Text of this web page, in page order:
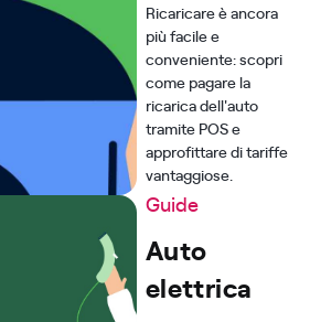
Ricaricare è ancora
più facile e
conveniente: scopri
come pagare la
ricarica dell'auto
tramite POS e
approfittare di tariffe
vantaggiose.
Guide
Auto
elettrica